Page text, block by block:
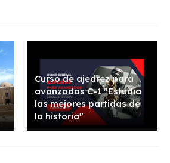
Curso de ajedrez para
avanzados C-1 "Estudia
las mejores partidas de
la historia"